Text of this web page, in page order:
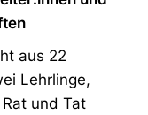
aus 22
Lehrlinge,
und Tat